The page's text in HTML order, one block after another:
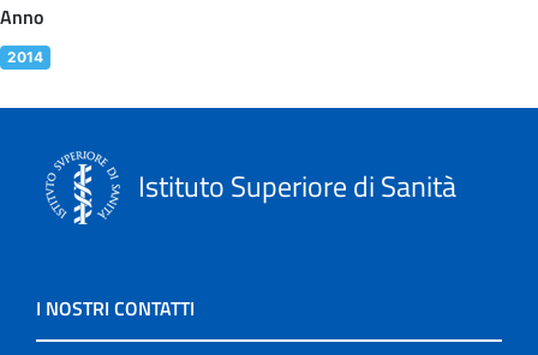
Anno
2014
Istituto Superiore di Sanità
I NOSTRI CONTATTI